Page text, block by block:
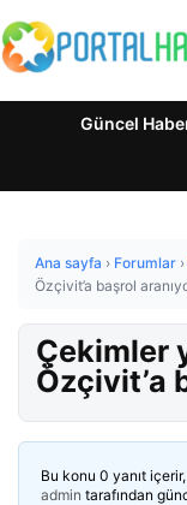
Güncel
Ana sayfa › Forumlar ›
Özçivit’a başrol
Çekimler
Özçivit’a
Bu konu 0 yanıt
admin tarafından